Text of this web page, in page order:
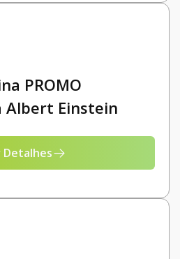
PROMO
Albert Einstein
Detalhes